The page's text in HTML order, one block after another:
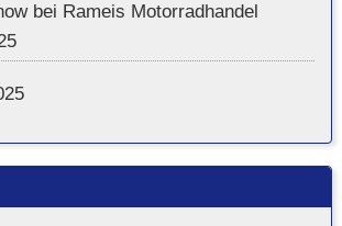
bei Rameis Motorradhandel